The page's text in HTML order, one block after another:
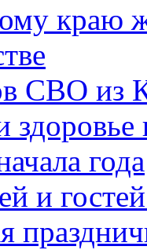
краю
СВО из
года
и